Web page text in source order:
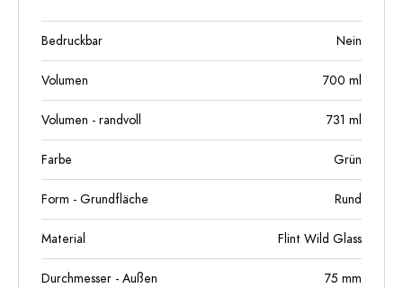
Bedruckbar Nein
Volumen 700 ml
Volumen - randvoll 731 ml
Farbe Grün
Form - Grundfläche Rund
Material Flint Wild Glass
Durchmesser - Außen 75 mm